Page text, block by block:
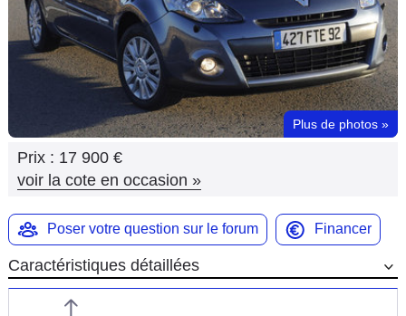
Services
Marques
Plus de photos »
Prix : 17 900 €
voir la cote en occasion »
Poser votre question sur le forum Financer
Caractéristiques détaillées